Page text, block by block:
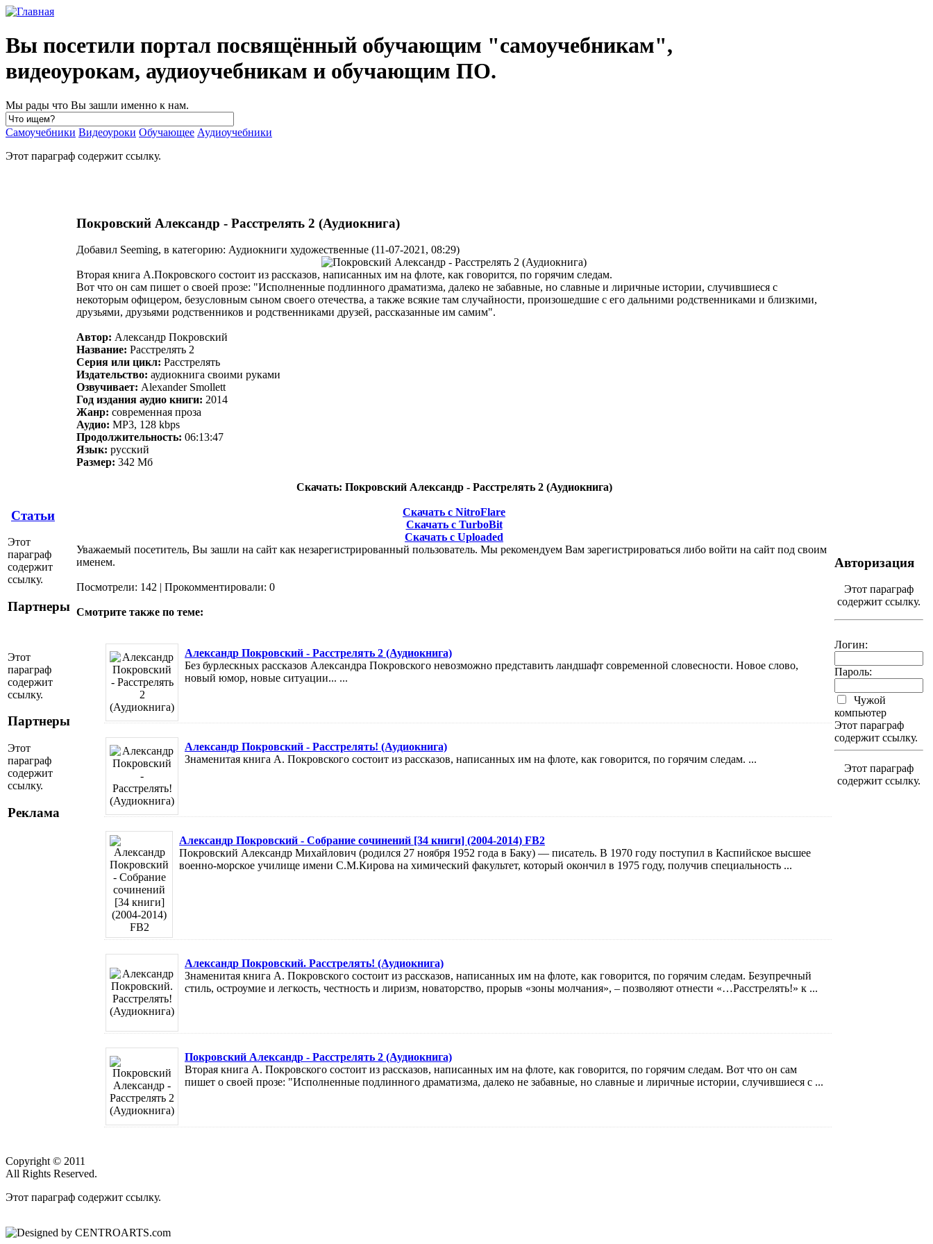
Вы посетили портал посвящённый обучающим "самоучебникам",
видеоурокам, аудиоучебникам и обучающим ПО.
Мы рады что Вы зашли именно к нам.
Самоучебники Видеоуроки Обучающее Аудиоучебники
Этот параграф содержит ссылку.
Статьи
Этот
параграф
содержит
ссылку.
Партнеры
Этот
параграф
содержит
ссылку.
Партнеры
Этот
параграф
содержит
ссылку.
Реклама
Покровский Александр - Расстрелять 2 (Аудиокнига)
Добавил Seeming, в категорию: Аудиокниги художественные (11-07-2021, 08:29)
Вторая книга А.Покровского состоит из рассказов, написанных им на флоте, как говорится, по горячим следам.
Вот что он сам пишет о своей прозе: "Исполненные подлинного драматизма, далеко не забавные, но славные и лиричные истории, случившиеся с
некоторым офицером, безусловным сыном своего отечества, а также всякие там случайности, произошедшие с его дальними родственниками и близкими,
друзьями, друзьями родственников и родственниками друзей, рассказанные им самим".
Автор: Александр Покровский
Название: Расстрелять 2
Серия или цикл: Расстрелять
Издательство: аудиокнига своими руками
Озвучивает: Alexander Smollett
Год издания аудио книги: 2014
Жанр: современная проза
Аудио: MP3, 128 kbps
Продолжительность: 06:13:47
Язык: русский
Размер: 342 Мб
Скачать: Покровский Александр - Расстрелять 2 (Аудиокнига)
Скачать с NitroFlare
Скачать с TurboBit
Скачать с Uploaded
Уважаемый посетитель, Вы зашли на сайт как незарегистрированный пользователь. Мы рекомендуем Вам зарегистрироваться либо войти на сайт под своим
именем.
Посмотрели: 142 | Прокомментировали: 0
Смотрите также по теме:
Александр Покровский - Расстрелять 2 (Аудиокнига)
Без бурлескных рассказов Александра Покровского невозможно представить ландшафт современной словесности. Новое слово,
новый юмор, новые ситуации... ...
Александр Покровский - Расстрелять! (Аудиокнига)
Знаменитая книга А. Покровского состоит из рассказов, написанных им на флоте, как говорится, по горячим следам. ...
Александр Покровский - Собрание сочинений [34 книги] (2004-2014) FB2
Покровский Александр Михайлович (родился 27 ноября 1952 года в Баку) — писатель. В 1970 году поступил в Каспийское высшее
военно-морское училище имени С.М.Кирова на химический факультет, который окончил в 1975 году, получив специальность ...
Александр Покровский. Расстрелять! (Аудиокнига)
Знаменитая книга А. Покровского состоит из рассказов, написанных им на флоте, как говорится, по горячим следам. Безупречный
стиль, остроумие и легкость, честность и лиризм, новаторство, прорыв «зоны молчания», – позволяют отнести «…Расстрелять!» к ...
Покровский Александр - Расстрелять 2 (Аудиокнига)
Вторая книга А. Покровского состоит из рассказов, написанных им на флоте, как говорится, по горячим следам. Вот что он сам
пишет о своей прозе: "Исполненные подлинного драматизма, далеко не забавные, но славные и лиричные истории, случившиеся с ...
Авторизация
Этот параграф
содержит ссылку.
Логин:
Пароль:
Чужой
компьютер
Этот параграф
содержит ссылку.
Этот параграф
содержит ссылку.
Copyright © 2011
All Rights Reserved.
Этот параграф содержит ссылку.